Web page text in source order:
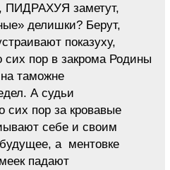
ПИДРАХУЯ заметут,
делишки? Берут,
показуху,
сих пор в закрома Родины
таможне
А судьи
пор за кровавые
себе и своим
а ментовке
падают